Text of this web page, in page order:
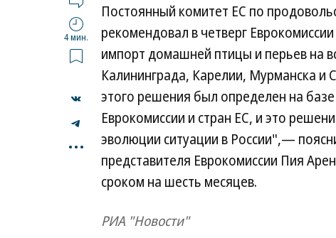
4 мин.
...
Постоянный комитет ЕС по
рекомендовал в четверг
импорт домашней птицы и перьев на
Калининграда, Карелии, Мурманска и
этого решения был определен на
Еврокомиссии и стран ЕС, и это
эволюции ситуации в России",—
представителя Еврокомиссии Пия
сроком на шесть месяцев.
РИА "Новости"